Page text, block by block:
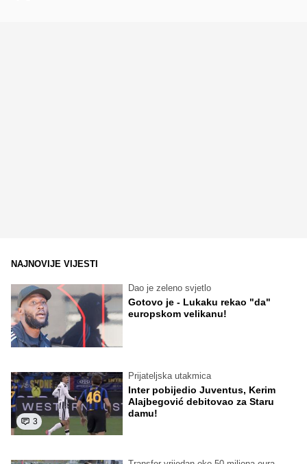
NAJNOVIJE VIJESTI
Dao je zeleno svjetlo
Gotovo je - Lukaku rekao "da"
europskom velikanu!
3
Prijateljska utakmica
Inter pobijedio Juventus, Kerim
Alajbegović debitovao za Staru
damu!